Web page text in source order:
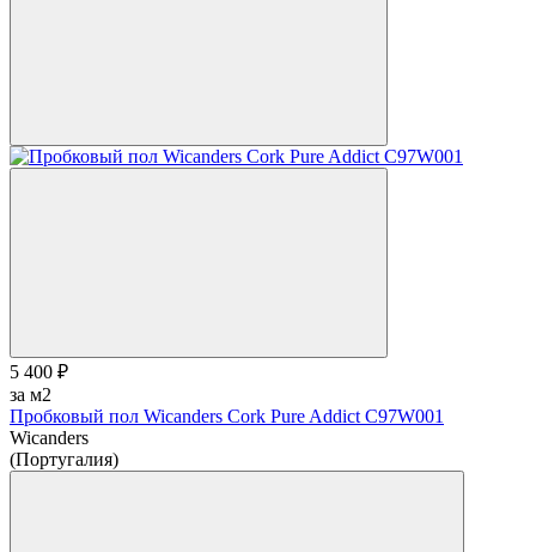
5 400 ₽
за м2
Пробковый пол Wicanders Cork Pure Addict C97W001
Wicanders
(Португалия)